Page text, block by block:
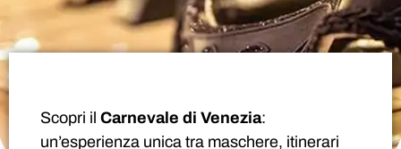
Scopri il Carnevale di Venezia:
un’esperienza unica tra maschere, itinerari